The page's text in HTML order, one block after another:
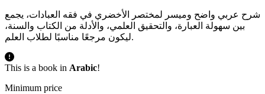
شرح عربي واضح وميسر لمختصر الأخضري في فقه العبادات، يجمع
بين سهولة العبارة، والتحقيق العلمي، والأدلة من الكتاب والسنة،
ليكون مرجعًا مناسبًا لطلاب العلم.
This is a book in Arabic!
Minimum price